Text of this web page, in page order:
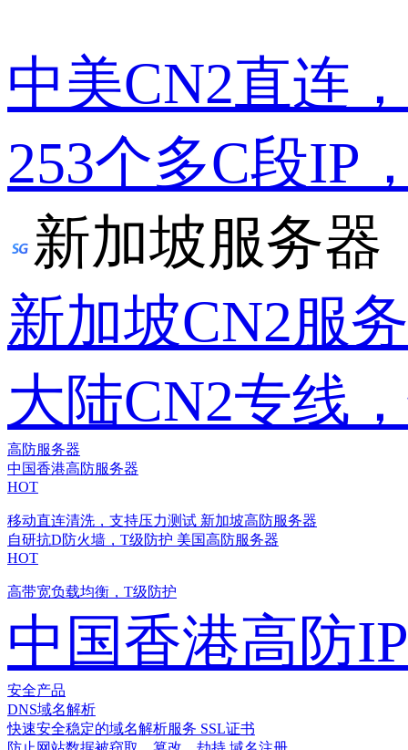
中美CN2直连
253个多C段IP
新加坡服务器
新加坡CN2服
大陆CN2专线
高防服务器
中国香港高防服务器
HOT
移动直连清洗，支持压力测试 新加坡高防服务器
自研抗D防火墙，T级防护 美国高防服务器
HOT
高带宽负载均衡，T级防护
中国香港高防IP
安全产品
DNS域名解析
快速安全稳定的域名解析服务 SSL证书